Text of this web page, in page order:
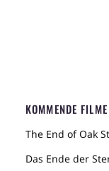
KOMMENDE FILME
The End of Oak
Das Ende der